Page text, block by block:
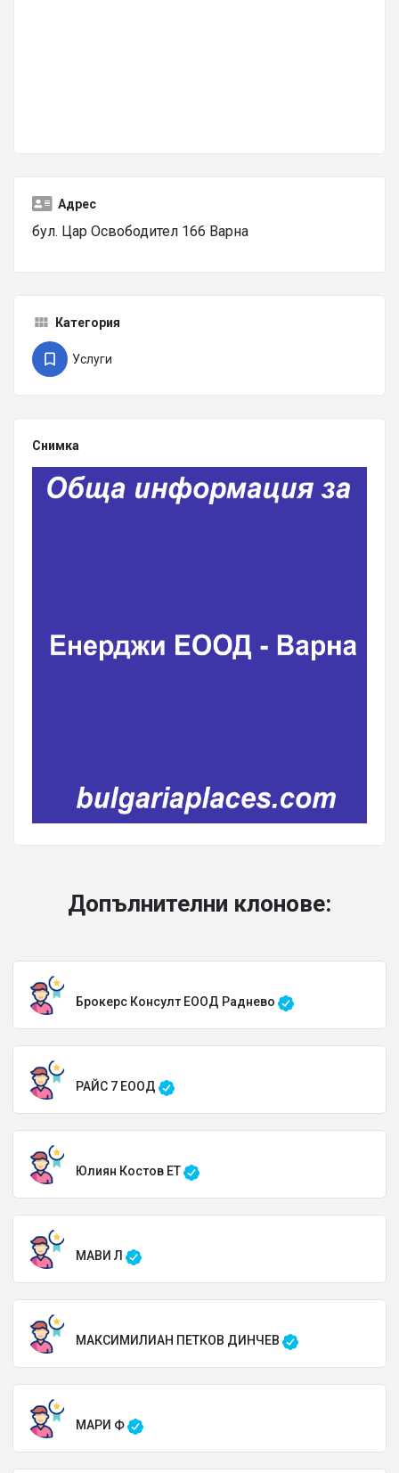
Адрес
бул. Цар Освободител 166 Варна
Категория
Услуги
Снимка
Допълнителни клонове:
Брокерс Консулт ЕООД Раднево
РАЙС 7 ЕООД
Юлиян Костов ЕТ
МАВИ Л
МАКСИМИЛИАН ПЕТКОВ ДИНЧЕВ
МАРИ Ф